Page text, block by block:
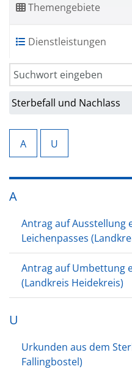
Themengebiete
Dienstleistungen
A U
A
Antrag auf Ausstellung
Leichenpasses
Antrag auf Umbettung
(Landkreis Heidekreis)
U
Urkunden aus dem
Fallingbostel)